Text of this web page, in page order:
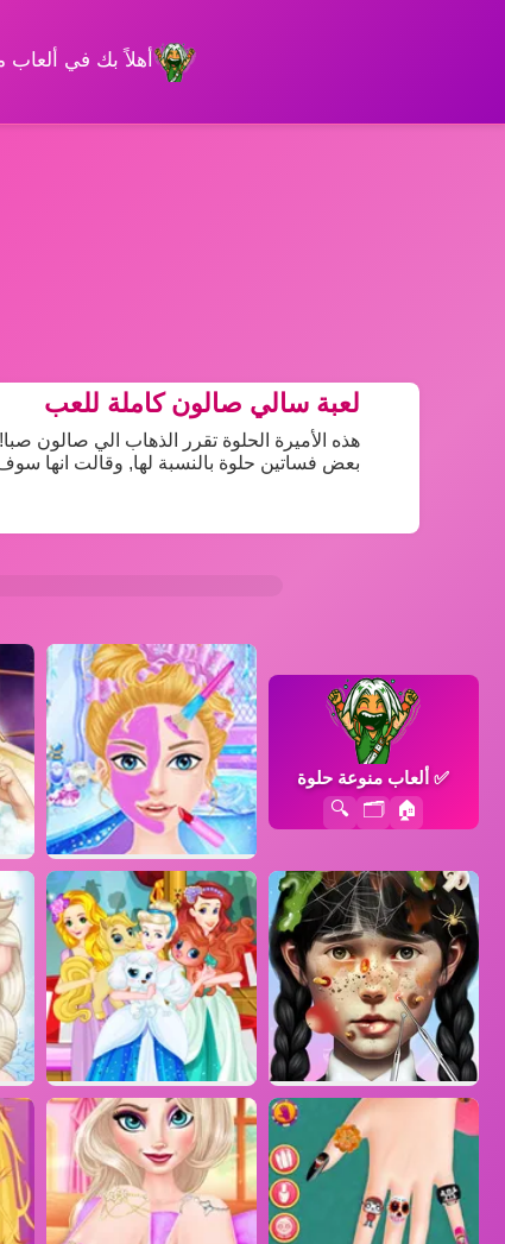
أهلاً بك في
لعبة سالي صالون كاملة للعب
هذه الأميرة الحلوة تقرر الذهاب الي صالون
بعض فساتين حلوة بالنسبة لها, وقالت انها
✅ألعاب منوعة حلوة
🏠
🗂️
🔍